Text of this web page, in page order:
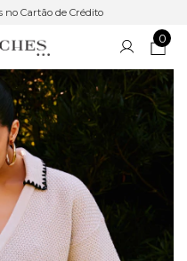
no Cartão de Crédito
0